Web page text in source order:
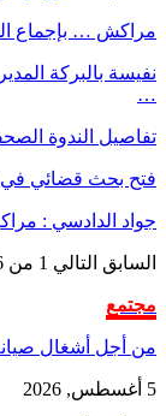
مراكش … بإجماع
نفيسة بالبركة
…
تفاصيل الندوة
فتح بحث قضائي في
جواد الدادسي :
السابق التالي 1 من 26
مجتمع
من أجل أشغال
5 أغسطس, 2026